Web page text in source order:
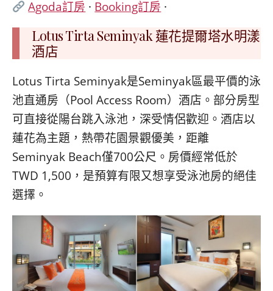
Agoda訂房 · Booking訂房 ·
Lotus Tirta Seminyak 蓮花提爾塔水明漾
酒店
Lotus Tirta Seminyak是Seminyak區最平價的泳
池直通房（Pool Access Room）酒店。部分房型
可直接從陽台跳入泳池，深受情侶歡迎。酒店以
蓮花為主題，熱帶花園景觀優美，距離
Seminyak Beach僅700公尺。房價經常低於
TWD 1,500，是預算有限又想享受泳池房的絕佳
選擇。